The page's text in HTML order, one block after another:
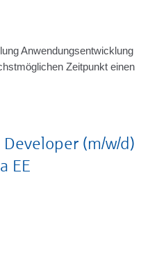
Anwendungsentwicklung
Zeitpunkt einen
(m/w/d)
EE